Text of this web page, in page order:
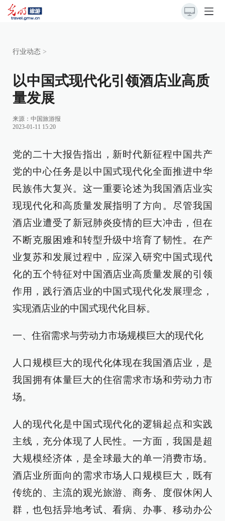
行业动态 >
以中国式现代化引领酒店业高质
量发展
来源： 中国旅游报
2023-01-11 15:20
党的二十大报告指出，新时代新征程中国共产
党的中心任务是以中国式现代化全面推进中华
民族伟大复兴。这一重要论述为我国酒店业实
现现代化和高质量发展指明了方向。尽管我国
酒店业遭受了新冠肺炎疫情的巨大冲击，但在
不断克服困难和转型升级中培育了韧性。在产
业复苏和发展过程中，应深入研究中国式现代
化的五个特征对中国酒店业高质量发展的引领
作用，践行酒店业的中国式现代化发展理念，
实现酒店业的中国式现代化目标。
一、住宿需求与劳动力市场规模巨大的现代化
人口规模巨大的现代化体现在我国酒店业，是
我国拥有体量巨大的住宿需求市场和劳动力市
场。
人的现代化是中国式现代化的逻辑起点和实践
主线，充分体现了人民性。一方面，我国是超
大规模经济体，是全球最大的单一消费市场。
酒店业所面向的需求市场人口规模巨大，既有
传统的、主流的观光旅游、商务、度假休闲人
群，也包括异地考试、看病、办事、移动办公